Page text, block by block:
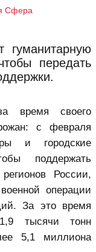
Сфера
гуманитарную
передать
время своего
с февраля
и городские
поддержать
России,
операции
За это время
тысячи тонн
5,1 миллиона